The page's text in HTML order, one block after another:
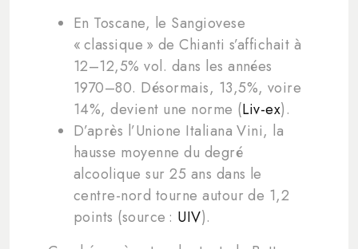
En Toscane, le Sangiovese
« classique » de Chianti s’affichait à
12–12,5% vol. dans les années
1970–80. Désormais, 13,5%, voire
14%, devient une norme (Liv-ex).
D’après l’Unione Italiana Vini, la
hausse moyenne du degré
alcoolique sur 25 ans dans le
centre-nord tourne autour de 1,2
points (source : UIV).